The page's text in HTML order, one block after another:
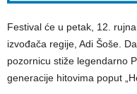
Festival će u petak, 12.
izvođača regije, Adi Šoše.
pozornicu stiže legendarno
generacije hitovima poput